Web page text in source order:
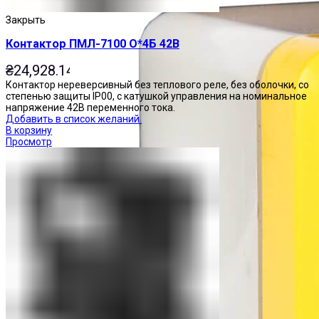
Закрыть
Контактор ПМЛ-7100 О*4Б 42В
₴24,928.14
Контактор нереверсивный без теплового реле, без оболочки, со
степенью защиты IP00, с катушкой управления на номинальное
напряжение 42В переменного тока.
Добавить в список желаний
В корзину
Просмотр